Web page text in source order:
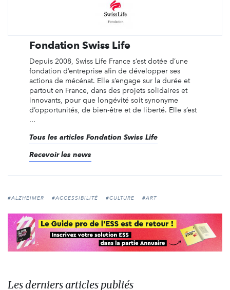
Fondation Swiss Life
Depuis 2008, Swiss Life France s’est dotée d’une
fondation d’entreprise afin de développer ses
actions de mécénat. Elle s’engage sur la durée et
partout en France, dans des projets solidaires et
innovants, pour que longévité soit synonyme
d’opportunités, de bien-être et de liberté. Elle s’est
...
Tous les articles Fondation Swiss Life
Recevoir les news
#ALZHEIMER #ACCESSIBILITÉ #CULTURE #ART
Les derniers articles publiés